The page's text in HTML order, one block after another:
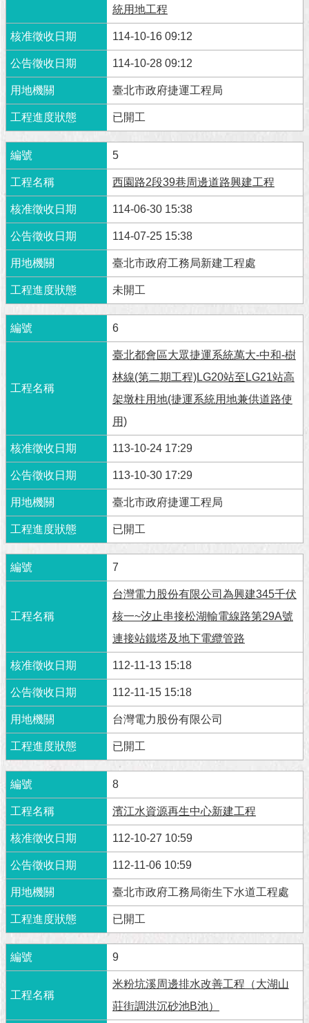
即
時
新
聞
澄
清
雙
語
詞
彙
北
通
陳
情
系
統
參
區
臺
北
旅
遊
網
政
府
網
資
宣
告
隱
私
權
及
資
訊
安
全
政
策
RSS
聯
絡
我
們
（陳
系
統用地工程
114-10-16 09:12
114-10-28 09:12
臺北市政府捷運工程局
已開工
5
西園路2段39巷周邊道路興建工程
114-06-30 15:38
114-07-25 15:38
臺北市政府工務局新建工程處
未開工
6
臺北都會區大眾捷運系統萬大-中和-樹
林線(第二期工程)LG20站至LG21站高
架墩柱用地(捷運系統用地兼供道路使
用)
113-10-24 17:29
113-10-30 17:29
臺北市政府捷運工程局
已開工
7
台灣電力股份有限公司為興建345千伏
核一~汐止串接松湖輸電線路第29A號
連接站鐵塔及地下電纜管路
112-11-13 15:18
112-11-15 15:18
台灣電力股份有限公司
已開工
8
濱江水資源再生中心新建工程
112-10-27 10:59
112-11-06 10:59
臺北市政府工務局衛生下水道工程處
已開工
9
米粉坑溪周邊排水改善工程（大湖山
莊街調洪沉砂池B池）